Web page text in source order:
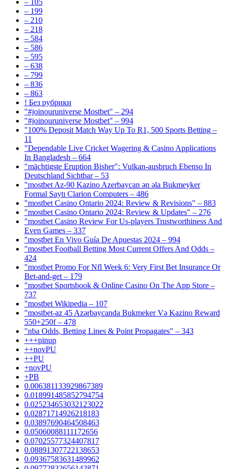
– 199
– 210
– 218
– 584
– 586
– 595
– 638
– 799
– 836
– 863
! Без рубрики
"#joinouruniverse Mostbet" – 294
"#joinouruniverse Mostbet" – 994
"100% Deposit Match Way Up To R1, 500 Sports Betting –
11
"Dependable Live Cricket Wagering & Casino Applications
In Bangladesh – 664
"mächtigste Eruption Bisher": Vulkan-ausbruch Ebenso In
Deutschland Sichtbar – 53
"mostbet Az-90 Kazino Azerbaycan ən əla Bukmeyker
Formal Saytı Clarion Computers – 486
"mostbet Casino Ontario 2024: Review & Revisions" – 883
"mostbet Casino Ontario 2024: Review & Updates" – 276
"mostbet Casino Review For Us-players Trustworthiness And
Even Games – 337
"mostbet En Vivo Guía De Apuestas 2024 – 994
"mostbet Football Betting Most Current Offers And Odds –
424
"mostbet Promo For Nfl Week 6: Very First Bet Insurance Or
Bet-and-get – 179
"‎mostbet Sportsbook & Online Casino On The App Store –
737
"mostbet Wikipedia – 107
"mostbet-az 45 Azərbaycanda Bukmeker Və Kazino Reward
550+250f – 478
"nba Odds, Betting Lines & Point Propagates" – 343
+++pinup
++novPU
++PU
+novPU
+PB
0.006381133929867389
0.018991485852794754
0.025234653032123022
0.02871714926218183
0.03897690464508463
0.05060088111172656
0.07025577324407817
0.08891307722138653
0.09367583631489962